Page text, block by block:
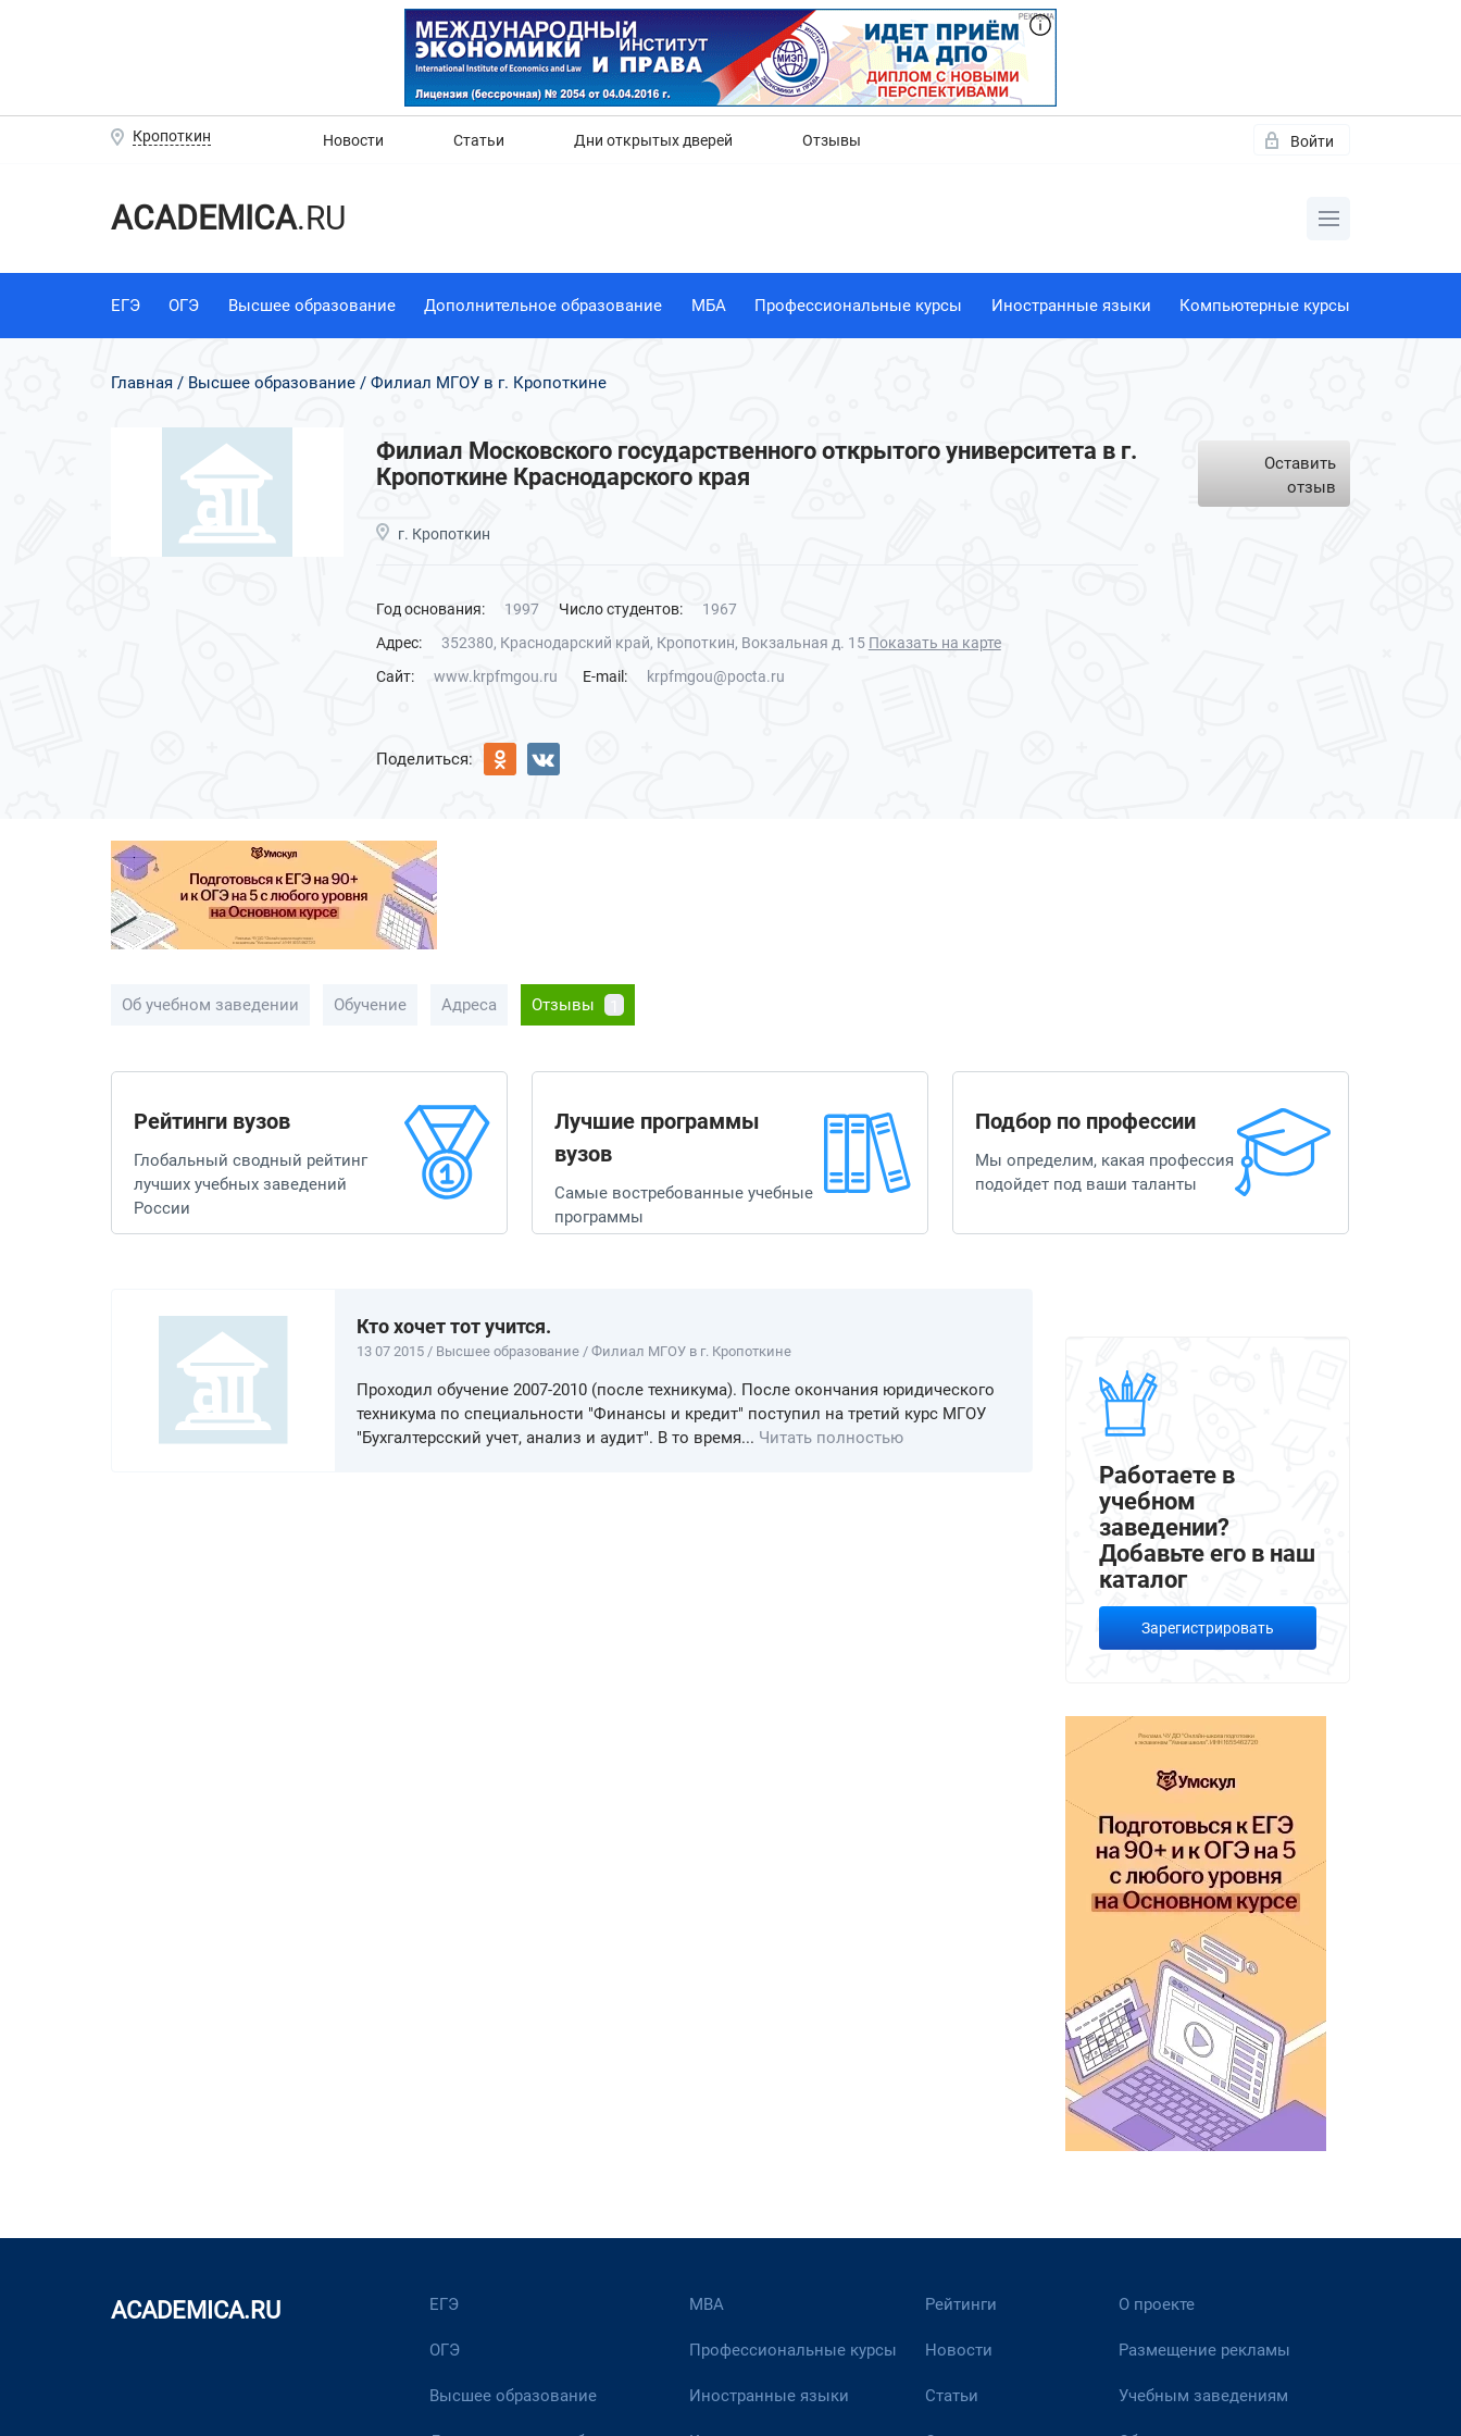
Кропоткин Новости Статьи Дни открытых дверей Отзывы Войти
ACADEMICA.RU
ЕГЭ ОГЭ Высшее образование Дополнительное образование МБА Профессиональные курсы Иностранные языки Компьютерные курсы
Главная Высшее образование Филиал МГОУ в г. Кропоткине
Филиал Московского государственного открытого университета в г.
Кропоткине Краснодарского края
г. Кропоткин
Год основания: 1997 Число студентов:
1967
Адрес:
352380, Краснодарский край, Кропоткин, Вокзальная д. 15 Показать на карте
Сайт:
www.krpfmgou.ru E-mail: krpfmgou@pocta.ru
Поделиться:
Оставить
отзыв
Об учебном заведении Обучение Адреса Отзывы
Рейтинги вузов
Глобальный сводный рейтинг
лучших учебных заведений
России
Лучшие программы
вузов
Самые востребованные учебные
программы
Подбор по профессии
Мы определим, какая профессия
подойдет под ваши таланты
Кто хочет тот учится.
13 07 2015 / Высшее образование / Филиал МГОУ в г. Кропоткине
Проходил обучение 2007-2010 (после техникума). После окончания юридического
техникума по специальности "Финансы и кредит" поступил на третий курс МГОУ
"Бухгалтерсский учет, анализ и аудит". В то время... Читать полностью
Работаете в
учебном
заведении?
Добавьте его в наш
каталог
Зарегистрировать
ACADEMICA.RU ЕГЭ
ОГЭ
Высшее образование
МВА
Профессиональные курсы
Иностранные языки
Рейтинги
Новости
Статьи
О проекте
Размещение рекламы
Учебным заведениям
Нет